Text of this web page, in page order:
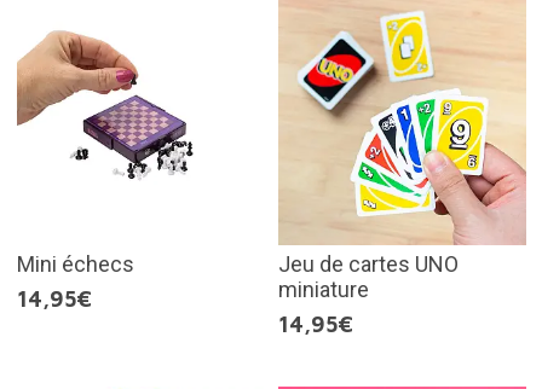
Mini échecs
14,95€
Jeu de cartes UNO
miniature
14,95€